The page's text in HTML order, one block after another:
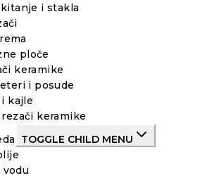
i stakla
ploče
keramike
i posude
kajle
keramike
TOGGLE CHILD MENU
vodu